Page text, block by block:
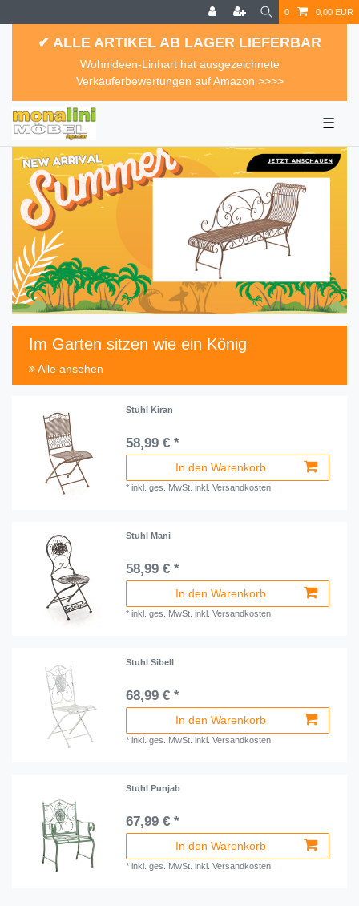
0 0,00 EUR
✔ ALLE ARTIKEL AB LAGER LIEFERBAR
Wohnideen-Linhart hat ausgezeichnete
Verkäuferbewertungen auf Amazon >>>>
☰
Im Garten sitzen wie ein König
Alle ansehen
Stuhl Kiran
58,99 € *
In den Warenkorb
*inkl. ges. MwSt. inkl.Versandkosten
Stuhl Mani
58,99 € *
In den Warenkorb
*inkl. ges. MwSt. inkl.Versandkosten
Stuhl Sibell
68,99 € *
In den Warenkorb
*inkl. ges. MwSt. inkl.Versandkosten
Stuhl Punjab
67,99 € *
In den Warenkorb
*inkl. ges. MwSt. inkl.Versandkosten